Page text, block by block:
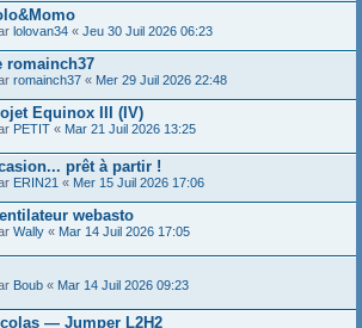
lolovan34 « Jeu 30 Juil 2026 06:23
romainch37
romainch37 « Mer 29 Juil 2026 22:48
Equinox III (IV)
PETIT « Mar 21 Juil 2026 13:25
prêt à partir !
ERIN21 « Mer 15 Juil 2026 17:06
webasto
Wally « Mar 14 Juil 2026 17:05
Boub « Mar 14 Juil 2026 09:23
— Jumper L2H2